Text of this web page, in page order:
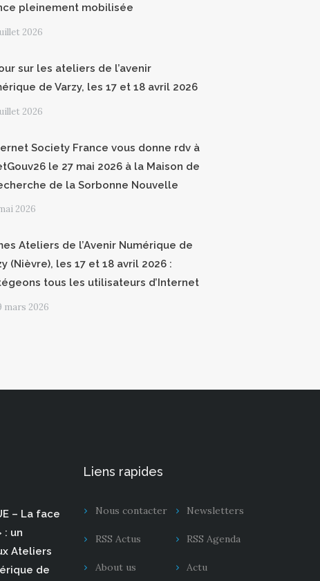
pleinement mobilisée
2026
sur les ateliers de l’avenir
de Varzy, les 17 et 18 avril 2026
2026
Society France vous donne rdv à
le 27 mai 2026 à la Maison de
de la Sorbonne Nouvelle
2026
Ateliers de l’Avenir Numérique de
(Nièvre), les 17 et 18 avril 2026 :
tous les utilisateurs d’Internet
mars 2026
– La face
: un
Ateliers
de
Liens rapides
Nous contacter Newsletters
RSS Actus RSS Agenda
About us Actu